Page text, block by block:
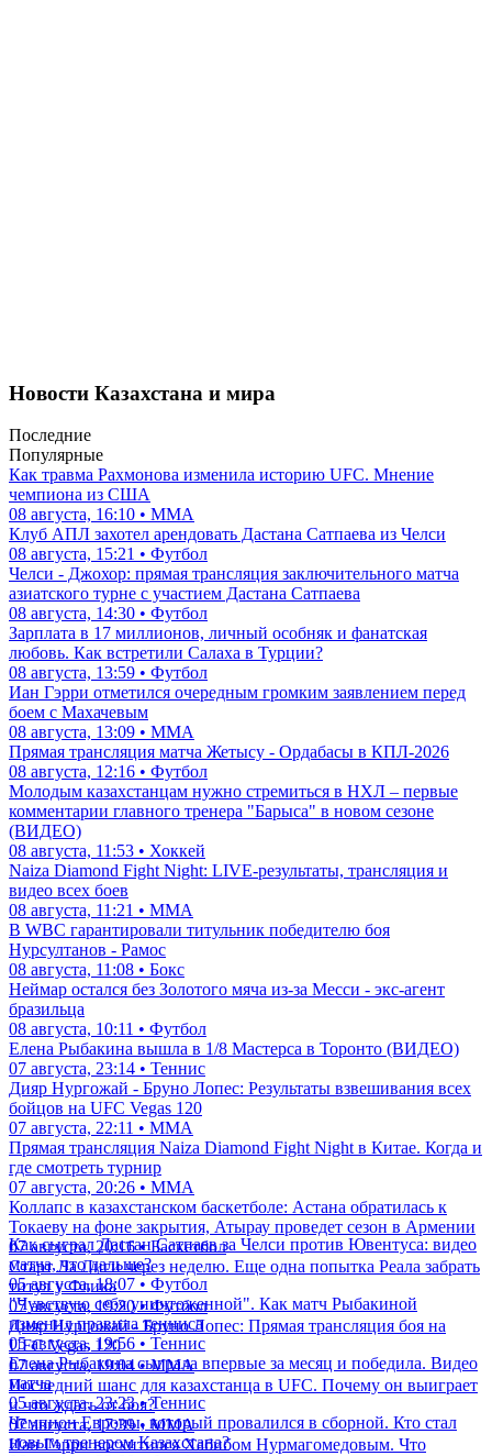
Новости Казахстана и мира
Последние
Популярные
Как травма Рахмонова изменила историю UFC. Мнение
чемпиона из США
08 августа, 16:10 • ММА
Клуб АПЛ захотел арендовать Дастана Сатпаева из Челси
08 августа, 15:21 • Футбол
Челси - Джохор: прямая трансляция заключительного матча
азиатского турне с участием Дастана Сатпаева
08 августа, 14:30 • Футбол
Зарплата в 17 миллионов, личный особняк и фанатская
любовь. Как встретили Салаха в Турции?
08 августа, 13:59 • Футбол
Иан Гэрри отметился очередным громким заявлением перед
боем с Махачевым
08 августа, 13:09 • ММА
Прямая трансляция матча Жетысу - Ордабасы в КПЛ-2026
08 августа, 12:16 • Футбол
Молодым казахстанцам нужно стремиться в НХЛ – первые
комментарии главного тренера "Барыса" в новом сезоне
(ВИДЕО)
08 августа, 11:53 • Хоккей
Naiza Diamond Fight Night: LIVE-результаты, трансляция и
видео всех боев
08 августа, 11:21 • ММА
В WBC гарантировали титульник победителю боя
Нурсултанов - Рамос
08 августа, 11:08 • Бокс
Неймар остался без Золотого мяча из-за Месси - экс-агент
бразильца
08 августа, 10:11 • Футбол
Елена Рыбакина вышла в 1/8 Мастерса в Торонто (ВИДЕО)
07 августа, 23:14 • Теннис
Дияр Нургожай - Бруно Лопес: Результаты взвешивания всех
бойцов на UFC Vegas 120
07 августа, 22:11 • ММА
Прямая трансляция Naiza Diamond Fight Night в Китае. Когда и
где смотреть турнир
07 августа, 20:26 • ММА
Коллапс в казахстанском баскетболе: Астана обратилась к
Токаеву на фоне закрытия, Атырау проведет сезон в Армении
07 августа, 20:16 • Баскетбол
Старт Ла Лиги через неделю. Еще одна попытка Реала забрать
титул у Флика
07 августа, 19:20 • Футбол
Дияр Нургожай - Бруно Лопес: Прямая трансляция боя на
UFC Vegas 120
07 августа, 19:04 • ММА
Последний шанс для казахстанца в UFC. Почему он выиграет
и что ждать от боя?
07 августа, 17:39 • ММА
Иан Гэрри восхитился Хабибом Нурмагомедовым. Что
Как сыграл Дастан Сатпаев за Челси против Ювентуса: видео
матча, что дальше?
05 августа, 18:07 • Футбол
"Чувствую себя уничтоженной". Как матч Рыбакиной
изменил правила тенниса
05 августа, 19:56 • Теннис
Елена Рыбакина сыграла впервые за месяц и победила. Видео
матча
05 августа, 23:23 • Теннис
Чемпион Европы, который провалился в сборной. Кто стал
новым тренером Казахстана?